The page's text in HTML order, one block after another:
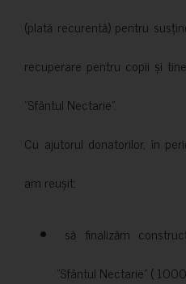
(plată recurentă) pentru
recuperare pentru copii și
”Sfântul Nectarie”.
Cu ajutorul donatorilor, în
am reușit:
să finalizăm
”Sfântul Nectarie” (